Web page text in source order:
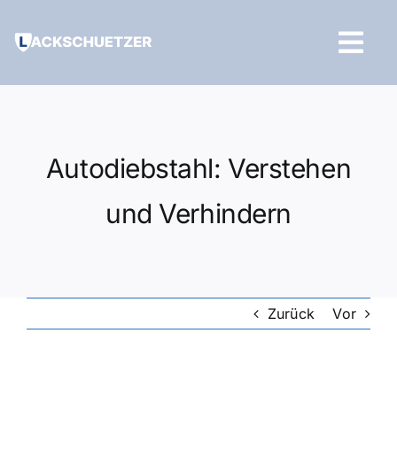
Inhalt
Autodiebstahl: Verstehen
und Verhindern
Zurück Vor